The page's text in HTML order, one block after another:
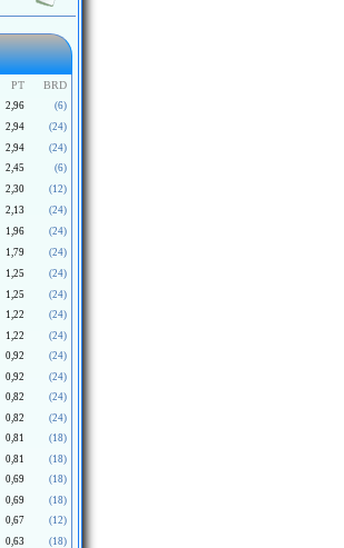
PT
BRD
2,96 (6)
2,94
(24)
2,94 (24)
2,45 (6)
2,30 (12)
2,13 (24)
1,96 (24)
1,79 (24)
1,25
(24)
1,25 (24)
1,22
(24)
1,22 (24)
0,92
(24)
0,92 (24)
0,82
(24)
0,82 (24)
0,81
(18)
0,81 (18)
0,69
(18)
0,69 (18)
0,67 (12)
0,63 (18)